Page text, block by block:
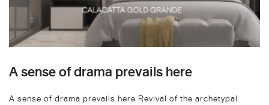
A sense of drama prevails here
A sense of drama prevails here Revival of the archetypal